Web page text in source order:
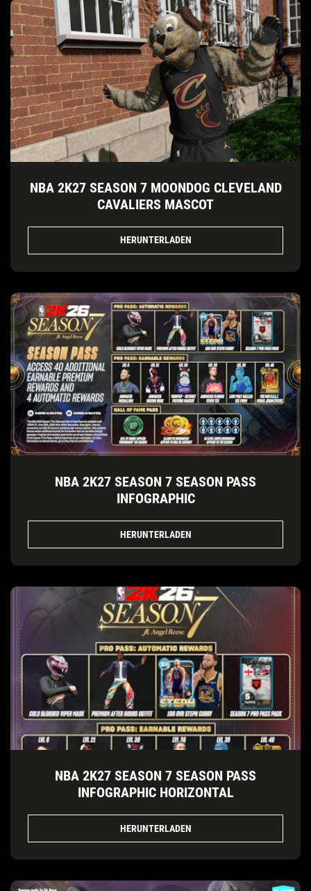
NBA 2K27 SEASON 7 MOONDOG CLEVELAND
CAVALIERS MASCOT
HERUNTERLADEN
NBA 2K27 SEASON 7 SEASON PASS
INFOGRAPHIC
HERUNTERLADEN
NBA 2K27 SEASON 7 SEASON PASS
INFOGRAPHIC HORIZONTAL
HERUNTERLADEN